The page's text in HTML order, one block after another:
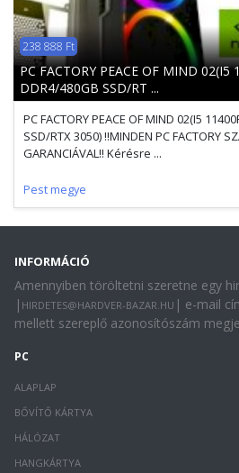
238 888 Ft
PC FACTORY PEACE OF MIND 02(I5
DDR4/480GB SSD/RT ...
PC FACTORY PEACE OF MIND 02(I5
SSD/RTX 3050) !!MINDEN PC FACTORY
GARANCIÁVAL!! Kérésre ...
Pest megye
INFORMÁCIÓ
Amennyiben töröltetni szeretne egy
| HIRDETES@HARDVER-BAZAR.HU | e-mail
mellett szereplő azonosítószám
PC
ALAPLAP
BŐVÍTŐ KÁRTYA
HÁLÓZAT
HANGKÁRTYA